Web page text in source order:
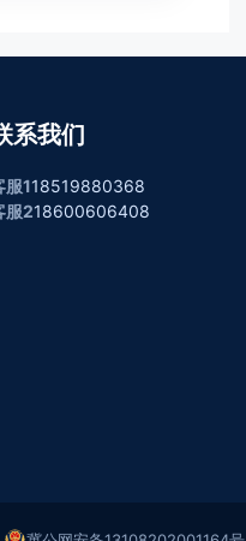
系我们
服118519880368
服218600606408